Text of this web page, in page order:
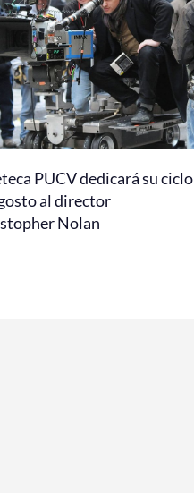
PUCV dedicará su ciclo
al director
Nolan